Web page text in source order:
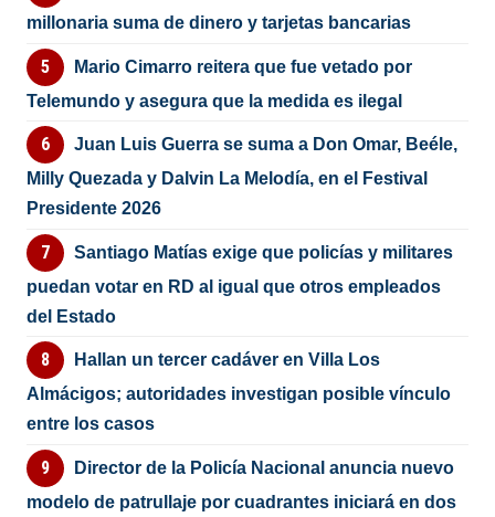
millonaria suma de dinero y tarjetas bancarias
Mario Cimarro reitera que fue vetado por
Telemundo y asegura que la medida es ilegal
Juan Luis Guerra se suma a Don Omar, Beéle,
Milly Quezada y Dalvin La Melodía, en el Festival
Presidente 2026
Santiago Matías exige que policías y militares
puedan votar en RD al igual que otros empleados
del Estado
Hallan un tercer cadáver en Villa Los
Almácigos; autoridades investigan posible vínculo
entre los casos
Director de la Policía Nacional anuncia nuevo
modelo de patrullaje por cuadrantes iniciará en dos